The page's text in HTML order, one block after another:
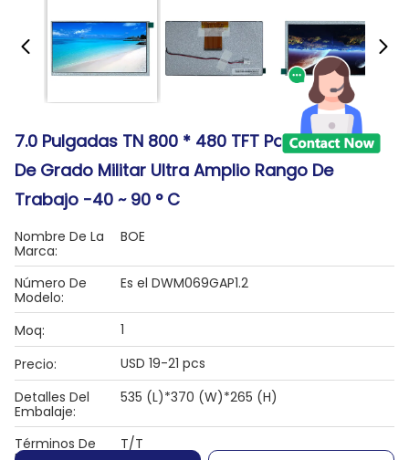
7.0 Pulgadas TN 800 * 480 TFT Pantallas LCD
De Grado Militar Ultra Amplio Rango De
Trabajo -40 ~ 90 ° C
Nombre De La
Marca:
BOE
Número De
Modelo:
Es el DWM069GAP1.2
Moq:
1
Precio:
USD 19-21 pcs
Detalles Del
Embalaje:
535 (L)*370 (W)*265 (H)
Términos De
T/T